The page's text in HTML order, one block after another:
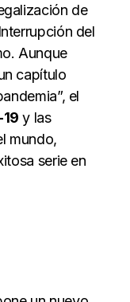
de
del
Aunque
capítulo
el
y las
mundo,
serie en